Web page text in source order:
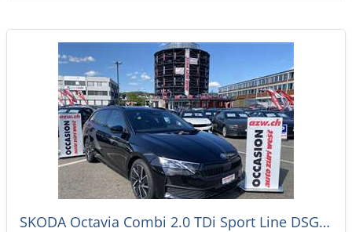
SKODA Octavia Combi 2.0 TDi Sport Line DSG-Automat